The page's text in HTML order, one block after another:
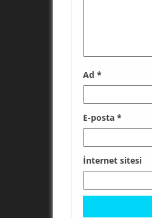
Ad *
E-posta *
İnternet sitesi